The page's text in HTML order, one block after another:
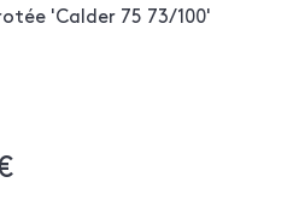
'Calder 75 73/100'